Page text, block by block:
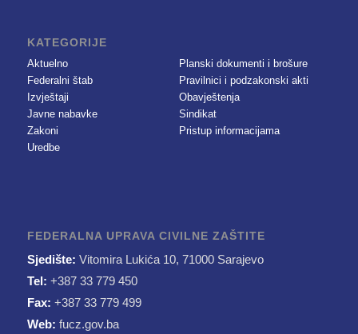
KATEGORIJE
Aktuelno
Federalni štab
Izvještaji
Javne nabavke
Zakoni
Uredbe
Planski dokumenti i brošure
Pravilnici i podzakonski akti
Obavještenja
Sindikat
Pristup informacijama
FEDERALNA UPRAVA CIVILNE ZAŠTITE
Sjedište: Vitomira Lukića 10, 71000 Sarajevo
Tel: +387 33 779 450
Fax: +387 33 779 499
Web: fucz.gov.ba